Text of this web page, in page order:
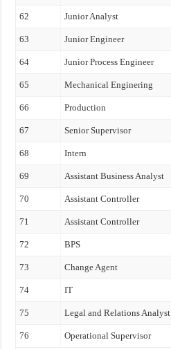
62 Junior Analyst
63 Junior Engineer
64 Junior Process Engineer
65 Mechanical Enginering
66 Production
67 Senior Supervisor
68 Intern
69 Assistant Business Analyst
70 Assistant Controller
71 Assistant Controller
72 BPS
73 Change Agent
74 IT
75 Legal and Relations Analyst
76 Operational Supervisor